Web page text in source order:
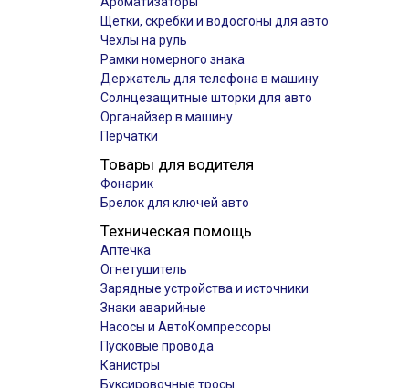
Щетки, скребки и водосгоны для авто
Чехлы на руль
Рамки номерного знака
Держатель для телефона в машину
Солнцезащитные шторки для авто
Органайзер в машину
Перчатки
Товары для водителя
Фонарик
Брелок для ключей авто
Техническая помощь
Аптечка
Огнетушитель
Зарядные устройства и источники
Знаки аварийные
Насосы и АвтоКомпрессоры
Пусковые провода
Канистры
Буксировочные тросы